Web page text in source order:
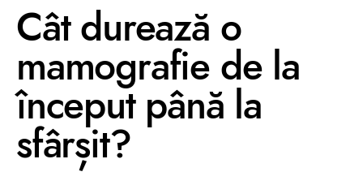
Cât durează o
mamografie de la
început până la
sfârșit?